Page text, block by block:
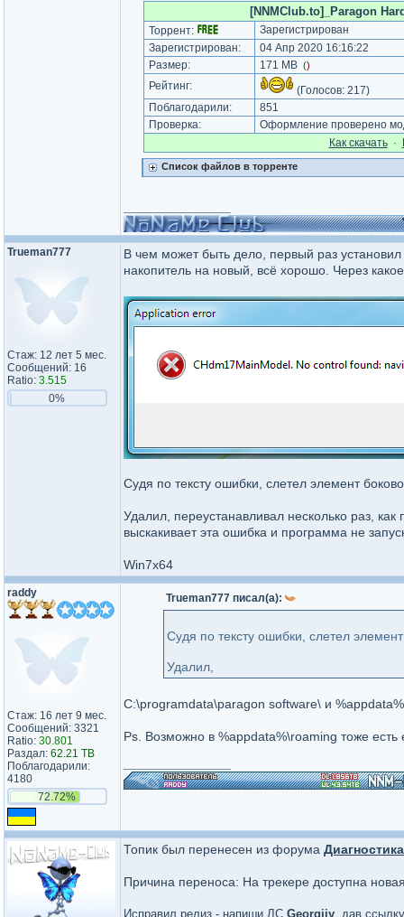
[NNMClub.to]_Paragon
Торрент:
Зарегистрирован
Зарегистрирован:
04 Апр 2020 16:16:22
Размер:
171 MB ()
Рейтинг: (Голосов: 217)
Поблагодарили:
851
Проверка:
Оформление проверено
Как cкачать·
Список файлов в торренте
Trueman777
Стаж: 12 лет 5 мес.
Сообщений: 16
Ratio: 3.515
0%
В чем может быть дело, первый раз
накопитель на новый, всё хорошо. Через
Судя по тексту ошибки, слетел элемент
Удалил, переустанавливал несколько раз,
выскакивает эта ошибка и программа не
Win7x64
raddy
Стаж: 16 лет 9 мес.
Сообщений: 3321
Ratio: 30.801
Раздал: 62.21 TB
Поблагодарили:
4180
72.72%
Trueman777 писал(а):
Судя по тексту ошибки, слетел
Удалил,
C:\programdata\paragon software\ и
Ps. Возможно в %appdata%\roaming тоже есть
Топик был перенесен из форума
Причина переноса: На трекере доступна
Исправил релиз - напиши ЛС Georgiiy, дав